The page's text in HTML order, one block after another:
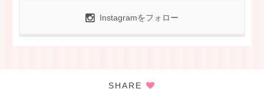
Instagramをフォロー
SHARE